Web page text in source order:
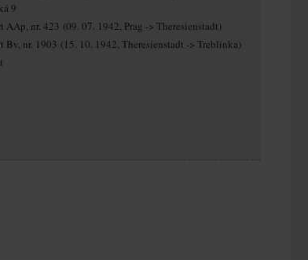
9
AAp, nr. 423 (09. 07. 1942, Prag -> Theresienstadt)
Bv, nr. 1903 (15. 10. 1942, Theresienstadt -> Treblinka)